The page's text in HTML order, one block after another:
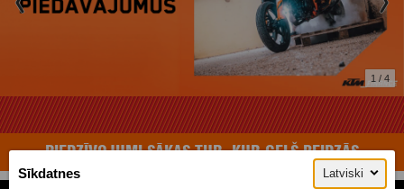
1 / 4
PIEDZĪVOJUMI SĀKAS TUR, KUR CEĻŠ BEIDZĀS
Sīkdatnes Latviski